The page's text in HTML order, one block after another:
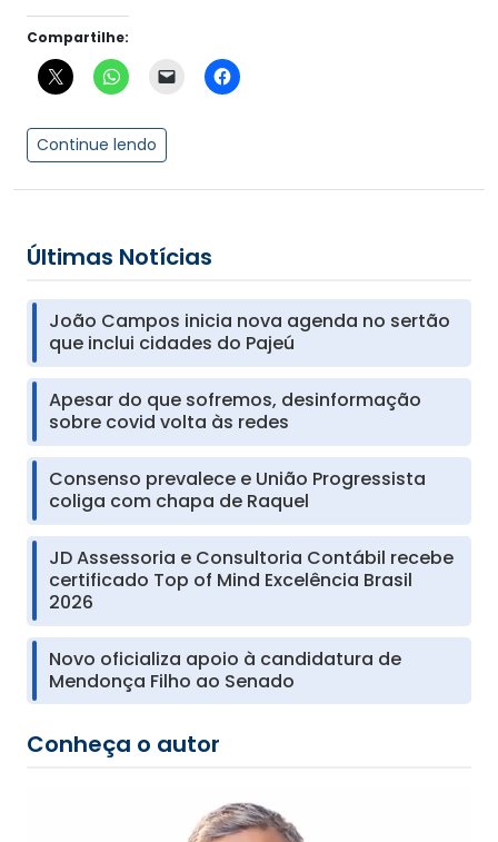
Compartilhe:
Continue lendo
Últimas Notícias
João Campos inicia nova agenda no sertão
que inclui cidades do Pajeú
Apesar do que sofremos, desinformação
sobre covid volta às redes
Consenso prevalece e União Progressista
coliga com chapa de Raquel
JD Assessoria e Consultoria Contábil recebe
certificado Top of Mind Excelência Brasil
2026
Novo oficializa apoio à candidatura de
Mendonça Filho ao Senado
Conheça o autor